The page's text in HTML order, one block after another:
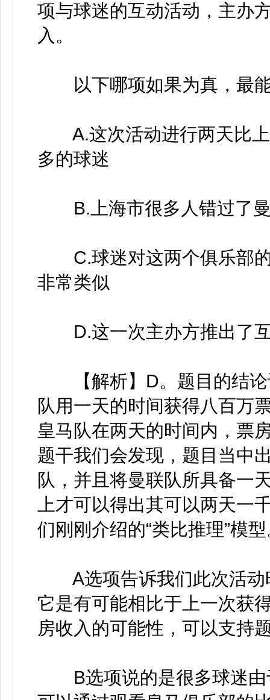
项与球迷的互动活动，主办
入。
以下哪项如果为真，最能
A.这次活动进行两天比上
多的球迷
B.上海市很多人错过了曼
C.球迷对这两个俱乐部的
非常类似
D.这一次主办方推出了互
【解析】D。题目的结论
队用一天的时间获得八百万
皇马队在两天的时间内，票
题干我们会发现，题目当中
队，并且将曼联队所具备一
上才可以得出其可以两天一
们刚刚介绍的“类比推理”模
A选项告诉我们此次活动
它是有可能相比于上一次获
房收入的可能性，可以支持
B选项说的是很多球迷由